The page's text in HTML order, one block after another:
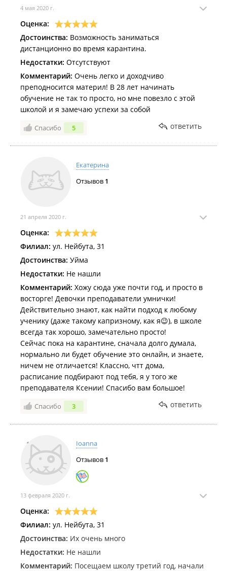
4 мая 2020 г.
Оценка:
Достоинства: Возможность заниматься
дистанционно во время карантина.
Недостатки: Отсутствуют
Комментарий: Очень легко и доходчиво
преподносится материл! В 28 лет начинать
обучение не так то просто, но мне повезло с этой
школой и я замечаю успехи за собой
Спасибо 5 ответить
Екатерина
Отзывов 1
21 апреля 2020 г.
Оценка:
Филиал: ул. Нейбута, 31
Достоинства: Уйма
Недостатки: Не нашли
Комментарий: Хожу сюда уже почти год, и просто в
восторге! Девочки преподаватели умнички!
Действительно знают, как найти подход к любому
ученику (даже такому капризному, как я😉), в школе
всегда так хорошо, замечательно просто!
Сейчас пока на карантине, сначала долго думала,
нормально ли будет обучение это онлайн, и знаете,
ничем не отличается! Классно, чтт дома,
расписание подбирают под тебя, я у того же
преподавателя Ксении! Спасибо вам большое!
Спасибо 3 ответить
Ioanna
Отзывов 1
13 февраля 2020 г.
Оценка:
Филиал: ул. Нейбута, 31
Достоинства: Их очень много
Недостатки: Не нашли
Комментарий: Посещаем школу третий год, начали